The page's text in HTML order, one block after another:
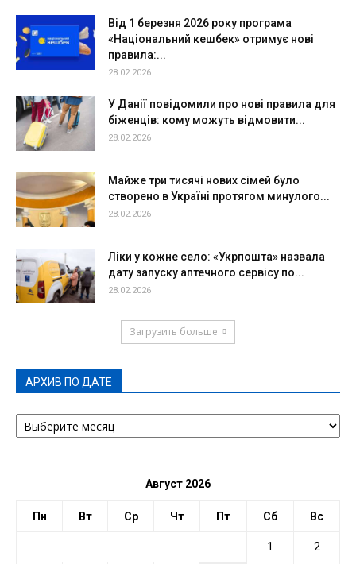
Від 1 березня 2026 року програма
«Національний кешбек» отримує нові
правила:...
28.02.2026
У Данії повідомили про нові правила для
біженців: кому можуть відмовити...
28.02.2026
Майже три тисячі нових сімей було
створено в Україні протягом минулого...
28.02.2026
Ліки у кожне село: «Укрпошта» назвала
дату запуску аптечного сервісу по...
28.02.2026
Загрузить больше
АРХИВ ПО ДАТЕ
АРХИВ
ПО
Август 2026
Пн Вт Ср Чт Пт Сб Вс
1 2